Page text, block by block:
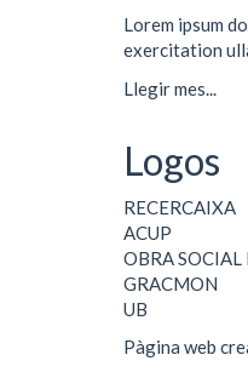
Lorem ipsum
exercitation
Llegir mes...
Logos
RECERCAIXA
ACUP
OBRA SOCIAL
GRACMON
UB
Pàgina web